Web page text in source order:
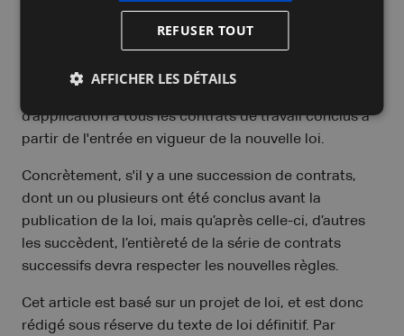
Le fonctionnement de ces
nouvelles règles dans le temps
d’application à tous les contrats de travail conclus à
partir de l'entrée en vigueur de la nouvelle loi.
Concrètement, s'il y a une succession de contrats,
dont un ou plusieurs ont été conclus avant la
publication de la loi, mais qu’après celle-ci, d’autres
les succèdent, l’entièreté de la série de contrats
successifs devra respecter les nouvelles règles.
Cet article est basé sur un projet de loi, et est donc
rédigé sous réserve du texte de loi définitif. Par
REFUSER TOUT
AFFICHER LES DÉTAILS